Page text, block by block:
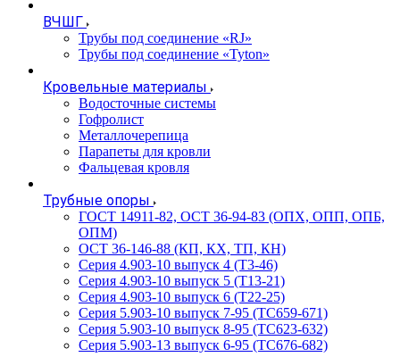
ВЧШГ
Трубы под соединение «RJ»
Трубы под соединение «Tyton»
Кровельные материалы
Водосточные системы
Гофролист
Металлочерепица
Парапеты для кровли
Фальцевая кровля
Трубные опоры
ГОСТ 14911-82, ОСТ 36-94-83 (ОПХ, ОПП, ОПБ,
ОПМ)
ОСТ 36-146-88 (КП, КХ, ТП, КН)
Серия 4.903-10 выпуск 4 (Т3-46)
Серия 4.903-10 выпуск 5 (Т13-21)
Серия 4.903-10 выпуск 6 (Т22-25)
Серия 5.903-10 выпуск 7-95 (ТС659-671)
Серия 5.903-10 выпуск 8-95 (ТС623-632)
Серия 5.903-13 выпуск 6-95 (ТС676-682)